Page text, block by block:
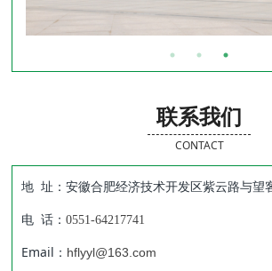
联系我们
CONTACT
地 址：安徽合肥经济技术开发区紫云路与望
电 话：0551-64217741
Email： hflyyl@163.com